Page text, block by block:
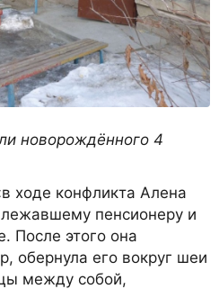
новорождённого 4
ходе конфликта Алена
пенсионеру и
После этого она
обернула его вокруг шеи
между собой,